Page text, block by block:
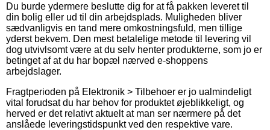
Du burde ydermere beslutte dig for at få pakken leveret til
din bolig eller ud til din arbejdsplads. Muligheden bliver
sædvanligvis en tand mere omkostningsfuld, men tillige
yderst bekvem. Den mest betalelige metode til levering vil
dog utvivlsomt være at du selv henter produkterne, som jo er
betinget af at du har bopæl nærved e-shoppens
arbejdslager.
Fragtperioden på Elektronik > Tilbehoer er jo ualmindeligt
vital forudsat du har behov for produktet øjeblikkeligt, og
herved er det relativt aktuelt at man ser nærmere på det
anslåede leveringstidspunkt ved den respektive vare.